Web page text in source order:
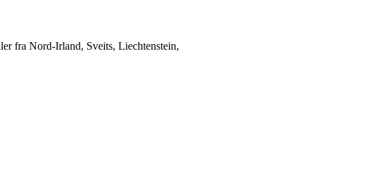
fra Nord-Irland, Sveits, Liechtenstein,